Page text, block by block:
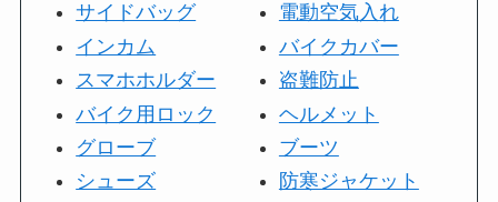
サイドバッグ
インカム
スマホホルダー
バイク用ロック
グローブ
シューズ
電動空気入れ
バイクカバー
盗難防止
ヘルメット
ブーツ
防寒ジャケット